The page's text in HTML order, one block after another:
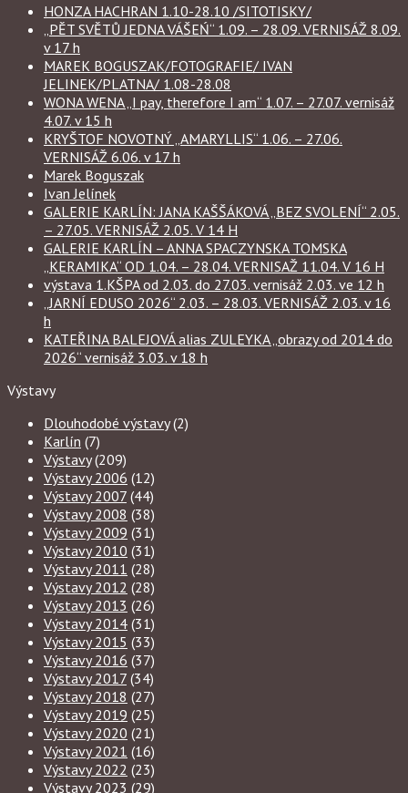
HONZA HACHRAN 1.10-28.10 /SITOTISKY/
„PĚT SVĚTŮ JEDNA VÁŠEŃ“ 1.09. – 28.09. VERNISÁŽ 8.09.
v 17 h
MAREK BOGUSZAK/FOTOGRAFIE/ IVAN
JELINEK/PLATNA/ 1.08-28.08
WONA WENA „I pay, therefore I am“ 1.07. – 27.07. vernisáž
4.07. v 15 h
KRYŠTOF NOVOTNÝ „AMARYLLIS“ 1.06. – 27.06.
VERNISÁŽ 6.06. v 17 h
Marek Boguszak
Ivan Jelínek
GALERIE KARLÍN: JANA KAŠŠÁKOVÁ „BEZ SVOLENÍ“ 2.05.
– 27.05. VERNISÁŽ 2.05. V 14 H
GALERIE KARLÍN – ANNA SPACZYNSKA TOMSKA
„KERAMIKA“ OD 1.04. – 28.04. VERNISAŽ 11.04. V 16 H
výstava 1.KŠPA od 2.03. do 27.03. vernisáž 2.03. ve 12 h
„JARNÍ EDUSO 2026“ 2.03. – 28.03. VERNISÁŽ 2.03. v 16
h
KATEŘINA BALEJOVÁ alias ZULEYKA „obrazy od 2014 do
2026“ vernisáž 3.03. v 18 h
Výstavy
Dlouhodobé výstavy(2)
Karlín (7)
Výstavy(209)
Výstavy 2006 (12)
Výstavy 2007 (44)
Výstavy 2008 (38)
Výstavy 2009 (31)
Výstavy 2010 (31)
Výstavy 2011 (28)
Výstavy 2012 (28)
Výstavy 2013 (26)
Výstavy 2014 (31)
Výstavy 2015 (33)
Výstavy 2016 (37)
Výstavy 2017 (34)
Výstavy 2018 (27)
Výstavy 2019 (25)
Výstavy 2020 (21)
Výstavy 2021 (16)
Výstavy 2022 (23)
Výstavy 2023 (29)